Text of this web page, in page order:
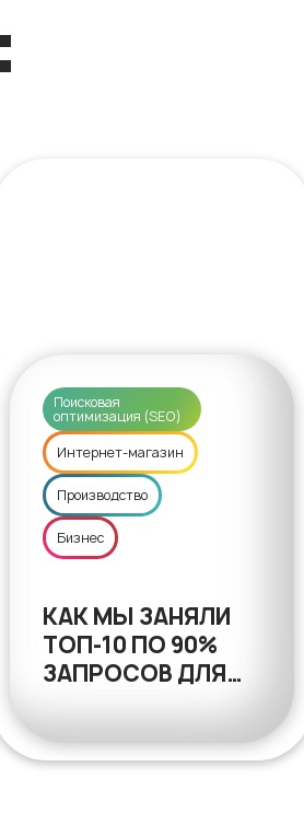
Поисковая
оптимизация (SEO)
Интернет-магазин
Производство
Бизнес
КАК МЫ ЗАНЯЛИ
ТОП-10 ПО 90%
ЗАПРОСОВ ДЛЯ
ИЗДЕЛИЙ